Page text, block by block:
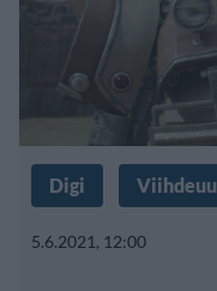
Digi
5.6.2021, 12:00